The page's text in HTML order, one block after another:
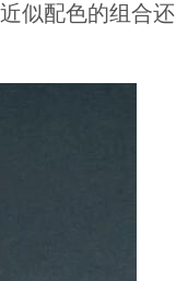
似配色的组合还